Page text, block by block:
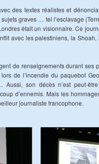
des textes réalistes et
graves … tel l’esclavage
était un visionnaire. Ce
avec les palestiniens, la
de renseignements durant ses
de l’incendie du paquebot
Aussi, son décès n’est peut-
d’ennemis. Mais les
journaliste francophone.